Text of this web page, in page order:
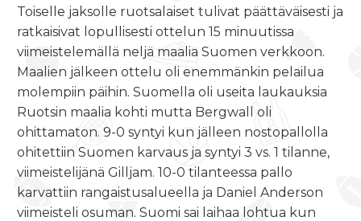
Toiselle jaksolle ruotsalaiset tulivat päättäväisesti ja
ratkaisivat lopullisesti ottelun 15 minuutissa
viimeistelemällä neljä maalia Suomen verkkoon.
Maalien jälkeen ottelu oli enemmänkin pelailua
molempiin päihin. Suomella oli useita laukauksia
Ruotsin maalia kohti mutta Bergwall oli
ohittamaton. 9-0 syntyi kun jälleen nostopallolla
ohitettiin Suomen karvaus ja syntyi 3 vs. 1 tilanne,
viimeistelijänä Gilljam. 10-0 tilanteessa pallo
karvattiin rangaistusalueella ja Daniel Anderson
viimeisteli osuman. Suomi sai laihaa lohtua kun